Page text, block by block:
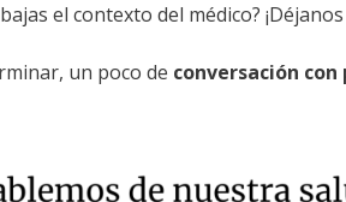
el contexto del médico?
un poco de conversación